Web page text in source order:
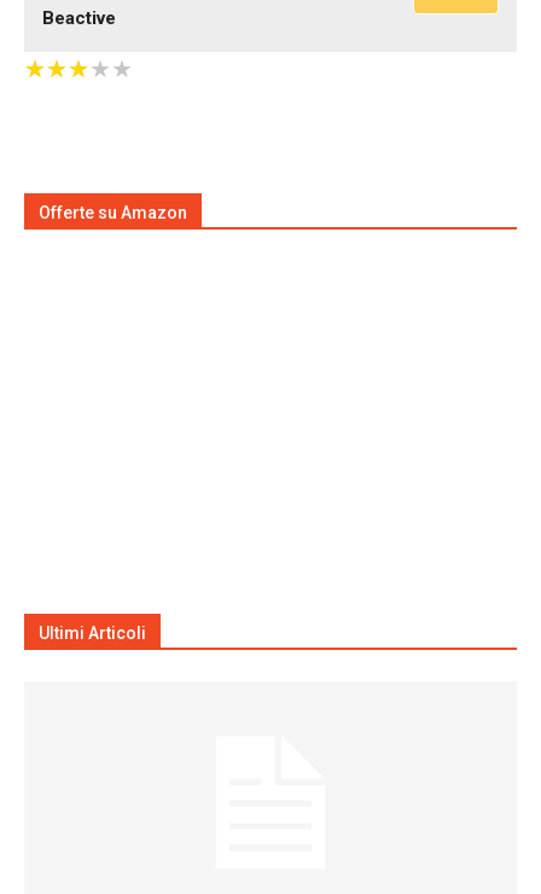
Beactive
★★★★★
★★★★★
Offerte su Amazon
Ultimi Articoli